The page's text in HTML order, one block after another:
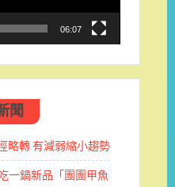
06:07
聞
略轉 有減弱縮小趨勢
一鍋新品「團團甲魚